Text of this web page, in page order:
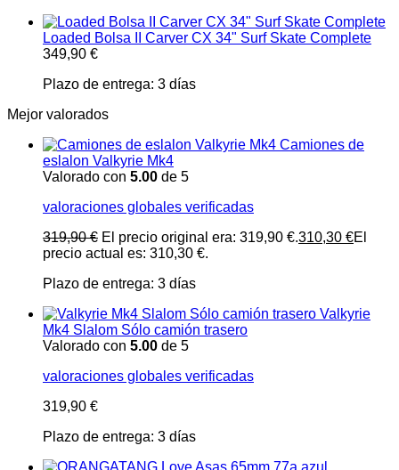
Loaded Bolsa II Carver CX 34" Surf Skate Complete
349,90 €
Plazo de entrega: 3 días
Mejor valorados
Camiones de
eslalon Valkyrie Mk4
Valorado con 5.00 de 5
valoraciones globales verificadas
319,90€ El precio original era: 319,90 €.310,30 €El
precio actual es: 310,30 €.
Plazo de entrega: 3 días
Valkyrie
Mk4 Slalom Sólo camión trasero
Valorado con 5.00 de 5
valoraciones globales verificadas
319,90 €
Plazo de entrega: 3 días